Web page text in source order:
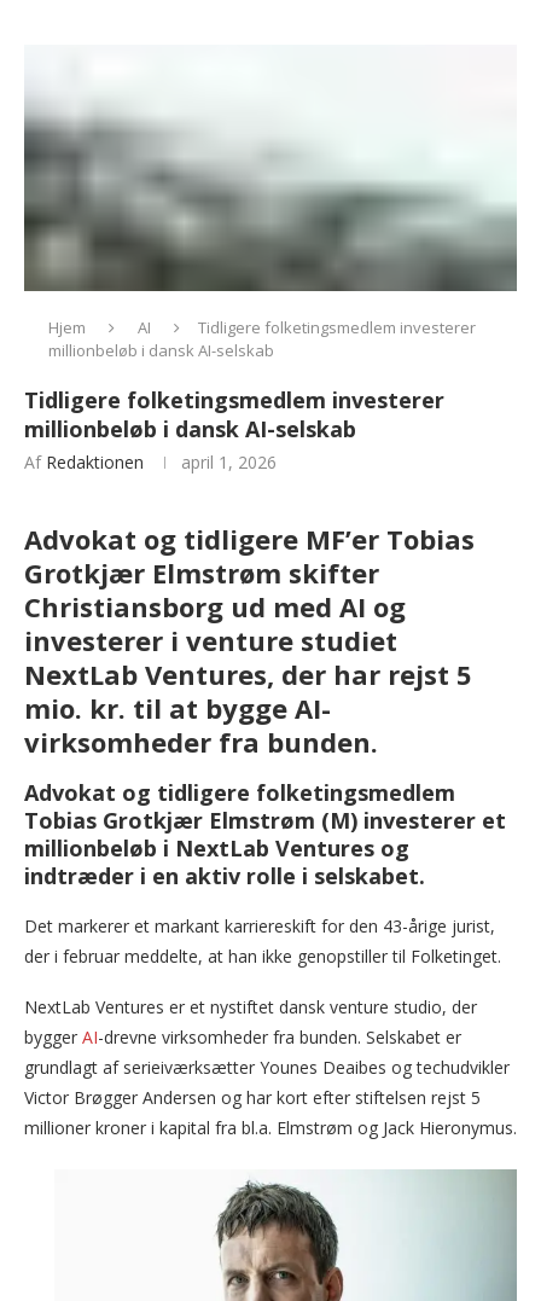
Hjem AI
Tidligere folketingsmedlem investerer
millionbeløb i dansk AI-selskab
Tidligere folketingsmedlem investerer
millionbeløb i dansk AI-selskab
Af Redaktionen april 1, 2026
Advokat og tidligere MF’er Tobias
Grotkjær Elmstrøm skifter
Christiansborg ud med AI og
investerer i venture studiet
NextLab Ventures, der har rejst 5
mio. kr. til at bygge AI-
virksomheder fra bunden.
Advokat og tidligere folketingsmedlem
Tobias Grotkjær Elmstrøm (M) investerer et
millionbeløb i NextLab Ventures og
indtræder i en aktiv rolle i selskabet.
Det markerer et markant karriereskift for den 43-årige jurist,
der i februar meddelte, at han ikke genopstiller til Folketinget.
NextLab Ventures er et nystiftet dansk venture studio, der
bygger AI-drevne virksomheder fra bunden. Selskabet er
grundlagt af serieiværksætter Younes Deaibes og techudvikler
Victor Brøgger Andersen og har kort efter stiftelsen rejst 5
millioner kroner i kapital fra bl.a. Elmstrøm og Jack Hieronymus.